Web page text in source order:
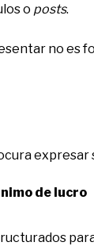
o posts.
no es
expresar
de lucro